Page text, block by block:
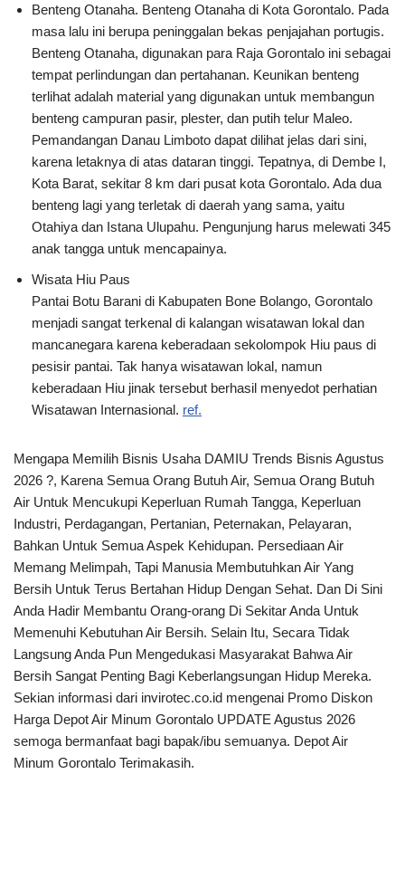
Benteng Otanaha. Benteng Otanaha di Kota Gorontalo. Pada
masa lalu ini berupa peninggalan bekas penjajahan portugis.
Benteng Otanaha, digunakan para Raja Gorontalo ini sebagai
tempat perlindungan dan pertahanan. Keunikan benteng
terlihat adalah material yang digunakan untuk membangun
benteng campuran pasir, plester, dan putih telur Maleo.
Pemandangan Danau Limboto dapat dilihat jelas dari sini,
karena letaknya di atas dataran tinggi. Tepatnya, di Dembe I,
Kota Barat, sekitar 8 km dari pusat kota Gorontalo. Ada dua
benteng lagi yang terletak di daerah yang sama, yaitu
Otahiya dan Istana Ulupahu. Pengunjung harus melewati 345
anak tangga untuk mencapainya.
Wisata Hiu Paus
Pantai Botu Barani di Kabupaten Bone Bolango, Gorontalo
menjadi sangat terkenal di kalangan wisatawan lokal dan
mancanegara karena keberadaan sekolompok Hiu paus di
pesisir pantai. Tak hanya wisatawan lokal, namun
keberadaan Hiu jinak tersebut berhasil menyedot perhatian
Wisatawan Internasional. ref.
Mengapa Memilih Bisnis Usaha DAMIU Trends Bisnis Agustus
2026 ?, Karena Semua Orang Butuh Air, Semua Orang Butuh
Air Untuk Mencukupi Keperluan Rumah Tangga, Keperluan
Industri, Perdagangan, Pertanian, Peternakan, Pelayaran,
Bahkan Untuk Semua Aspek Kehidupan. Persediaan Air
Memang Melimpah, Tapi Manusia Membutuhkan Air Yang
Bersih Untuk Terus Bertahan Hidup Dengan Sehat. Dan Di Sini
Anda Hadir Membantu Orang-orang Di Sekitar Anda Untuk
Memenuhi Kebutuhan Air Bersih. Selain Itu, Secara Tidak
Langsung Anda Pun Mengedukasi Masyarakat Bahwa Air
Bersih Sangat Penting Bagi Keberlangsungan Hidup Mereka.
Sekian informasi dari invirotec.co.id mengenai Promo Diskon
Harga Depot Air Minum Gorontalo UPDATE Agustus 2026
semoga bermanfaat bagi bapak/ibu semuanya. Depot Air
Minum Gorontalo Terimakasih.